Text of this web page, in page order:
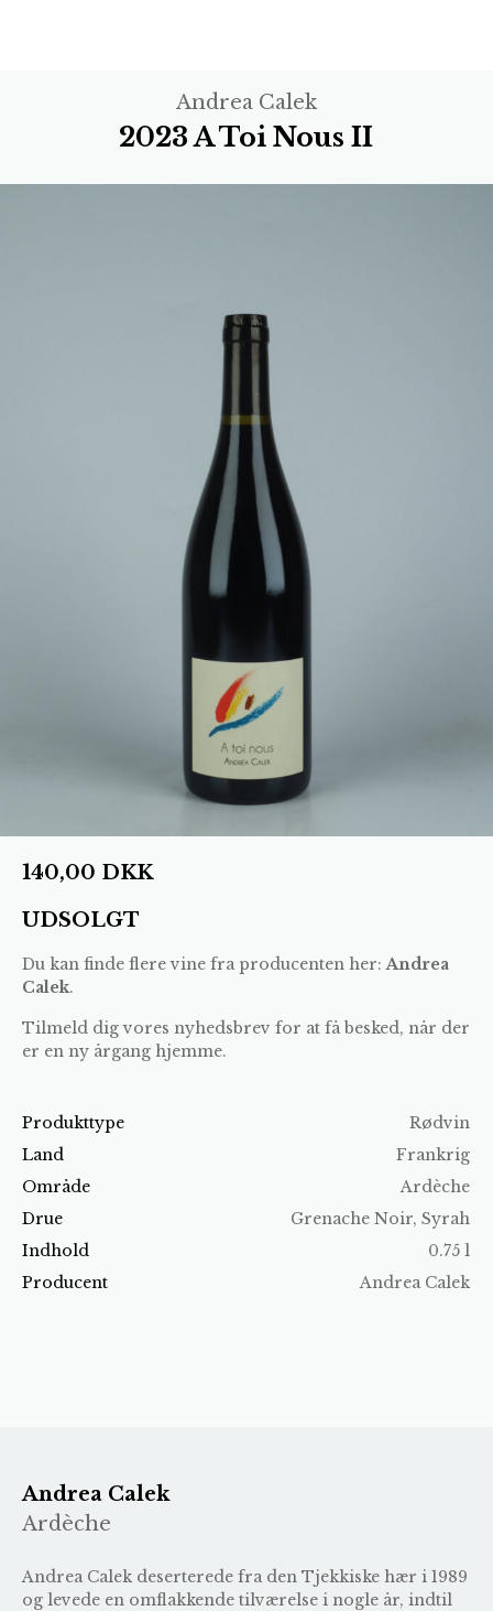
Andrea Calek
2023 A Toi Nous II
Produkttype
Rødvin
Land
Frankrig
Område
Ardèche
Drue
Grenache Noir, Syrah
Indhold
0.75 l
Producent
Andrea Calek
140,00 DKK
UDSOLGT
Du kan finde flere vine fra producenten her: Andrea
Calek.
Tilmeld dig vores nyhedsbrev for at få besked, når der
er en ny årgang hjemme.
Andrea Calek
Ardèche
Andrea Calek deserterede fra den Tjekkiske hær i 1989
og levede en omflakkende tilværelse i nogle år, indtil